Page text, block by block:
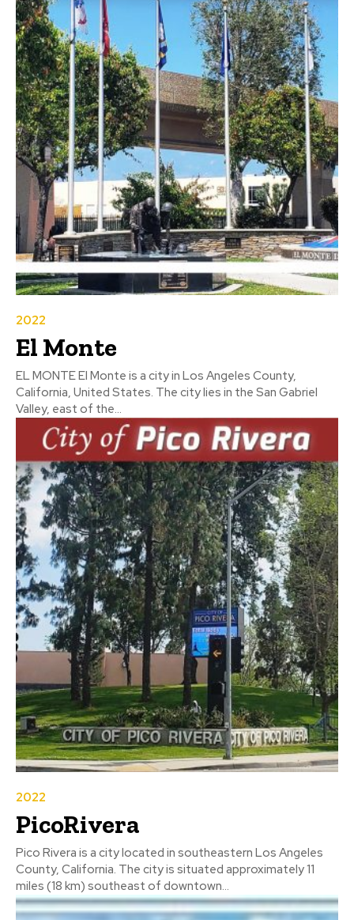
2022
El Monte
EL MONTE El Monte is a city in Los Angeles County,
California, United States. The city lies in the San Gabriel
Valley, east of the...
2022
PicoRivera
Pico Rivera is a city located in southeastern Los Angeles
County, California. The city is situated approximately 11
miles (18 km) southeast of downtown...